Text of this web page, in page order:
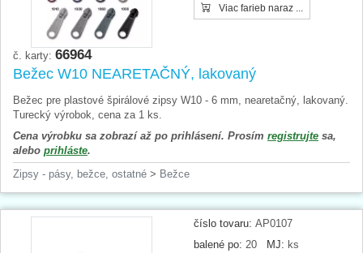
Viac farieb naraz ...
č. karty: 66964
Bežec W10 NEARETAČNÝ, lakovaný
Bežec pre plastové špirálové zipsy W10 - 6 mm, nearetačný, lakovaný.
Turecký výrobok, cena za 1 ks.
Cena výrobku sa zobrazí až po prihlásení. Prosím registrujte sa,
alebo prihláste.
Zipsy - pásy, bežce, ostatné > Bežce
číslo tovaru: AP0107
balené po: 20 MJ: ks